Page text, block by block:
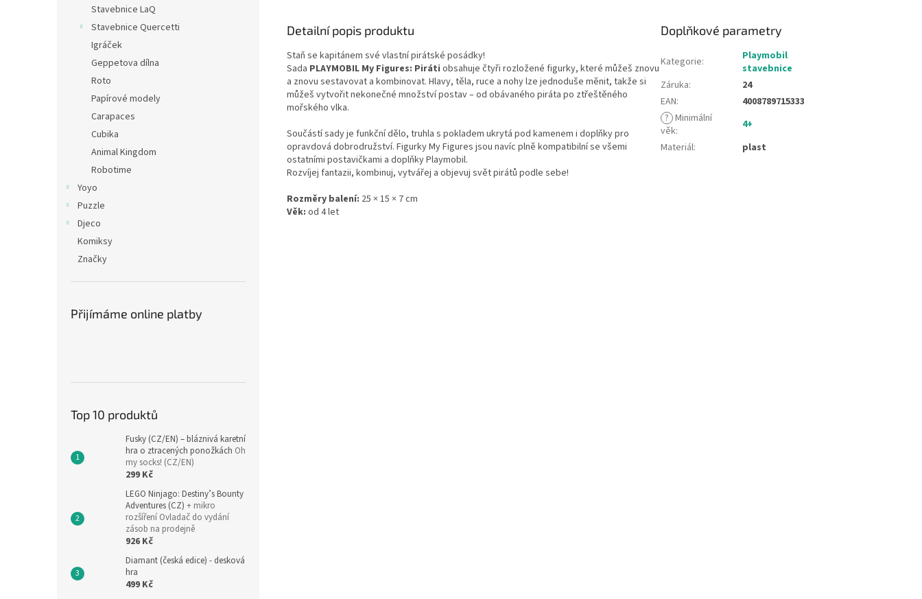
Stavebnice LaQ
Stavebnice Quercetti
Igráček
Geppetova dílna
Roto
Papírové modely
Carapaces
Cubika
Animal Kingdom
Robotime
Yoyo
Puzzle
Djeco
Komiksy
Značky
Přijímáme online platby
Top 10 produktů
Fusky (CZ/EN) – bláznivá karetní
hra o ztracených ponožkách Oh
my socks! (CZ/EN)
299 Kč
LEGO Ninjago: Destiny’s Bounty
Adventures (CZ) + mikro
rozšíření Ovladač do vydání
zásob na prodejně
926 Kč
Diamant (česká edice) - desková
hra
499 Kč
Detailní popis produktu
Staň se kapitánem své vlastní pirátské posádky!
Sada PLAYMOBIL My Figures: Piráti obsahuje čtyři rozložené figurky, které můžeš znovu
a znovu sestavovat a kombinovat. Hlavy, těla, ruce a nohy lze jednoduše měnit, takže si
můžeš vytvořit nekonečné množství postav – od obávaného piráta po ztřeštěného
mořského vlka.
Součástí sady je funkční dělo, truhla s pokladem ukrytá pod kamenem i doplňky pro
opravdová dobrodružství. Figurky My Figures jsou navíc plně kompatibilní se všemi
ostatními postavičkami a doplňky Playmobil.
Rozvíjej fantazii, kombinuj, vytvářej a objevuj svět pirátů podle sebe!
Rozměry balení: 25 × 15 × 7 cm
Věk: od 4 let
Doplňkové parametry
Kategorie:
Playmobil
stavebnice
Záruka:
24
EAN:
4008789715333
? Minimální
věk:
4+
Materiál: plast